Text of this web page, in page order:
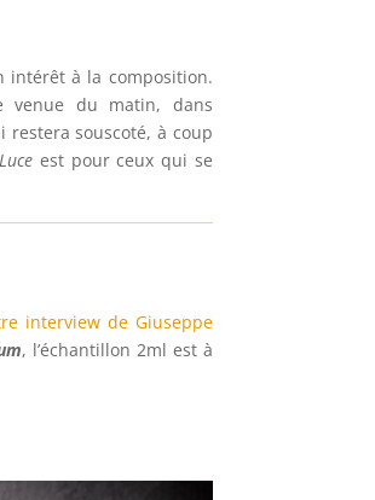
intérêt à la composition.
venue du matin, dans
souscoté, à coup
Luce est pour ceux qui se
interview de Giuseppe
, l’échantillon 2ml est à